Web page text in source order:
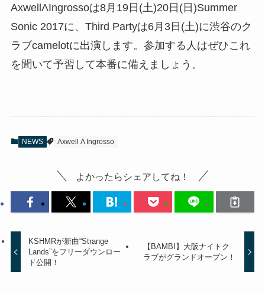
AxwellΛIngrossoは8月19日(土)20日(日)Summer
Sonic 2017に、Third Partyは6月3日(土)に渋谷のク
ラブcamelotに出演します。参加する人はぜひこれ
を聞いて予習して本番に備えましょう。
NEWS Axwell Λ Ingrosso
よかったらシェアしてね！
KSHMRが新曲“Strange
Lands”をフリーダウンロー
ド公開！
【BAMBI】大阪ナイトク
ラブがグランドオープン！